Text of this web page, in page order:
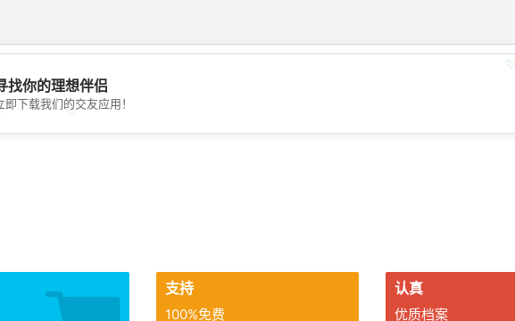
💖
找你的理想伴侣
即下载我们的交友应用！
支持
100%免费
认真
优质档案